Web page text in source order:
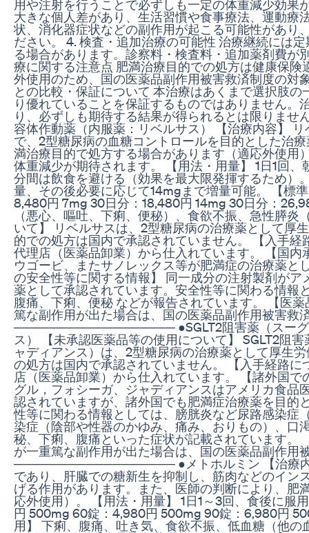
用や注射を行うことで必ずしも一定の体重減少効果
大きな個人差があり、生活習慣や食事療法、運動療
状、消化器症状などの副作用が起こる可能性があり
ださい。 4. 検査・追加治療の可能性 治療継続には
る場合があります。診察料・検査料・追加薬剤費が
療に関する注意点 肥満治療目的での処方は健康保
外使用のため、国の医薬品副作用被害救済制度の対
との比較・保証について 本治療はあくまで選択肢
り優れていることを保証するものではありません。
り、必ずしも期待する結果が得られるとは限り
容体作動薬（内服薬：リベルサス） 【治療内容】
で、2型糖尿病の血糖コントロールを目的とした治
満治療目的で処方する場合があります（適応外使用
体重減少が期待されます。 【用法・用量】 1日1回
分間は飲食を避ける（効果を最大限発揮するため）
量、その後必要に応じて14mgまで増量可能。 【標
8,480円 7mg 30日分：18,480円 14mg 30日分：
（悪心、嘔吐、下痢、便秘）、食欲不振、急性膵
いて】 リベルサスは、2型糖尿病の治療薬として厚
的での処方は国内で承認されていません。 【入手
代理店（医薬品卸業）から仕入れています。 【国
ウゴービ、またサノレックス等が肥満症の治療薬と
の安全性等に関する情報】 同一成分の注射製剤が
薬として承認されています。安全性等に関わる情報
腹痛、下痢、便秘 などが報告されています。 【医
篤な副作用が出た場合は、国の医薬品副作用被害救
────────────────── ●SGLT2阻害薬（スーグ
ス） 【未承認医薬品等の使用について】 SGLT2阻
ャディアンス）は、2型糖尿病の治療薬として厚生
の処方は国内で承認されていません。 【入手経路
店（医薬品卸業）から仕入れています。 【諸外国
グル，フォシーガ、ジャディアンスはアメリカ食品
認されていますが、諸外国でも肥満症治療薬を目的
性等に関わる情報としては、膀胱炎など尿路感染症
染症（陰部や性器のかゆみ、痛み、おりもの）、口
秘、下痢、腹痛といった症状が記載されています。
が一重篤な副作用が出た場合は、国の医薬品副作用
────────────────── ●メトホルミン 【治療内
であり、肝臓での糖新生を抑制し、筋肉などのイン
げる作用があります。また、医師の判断により、肥
応外使用）。 【用法・用量】 1日1～3回、食後に
円 500mg 60錠：4,980円 500mg 90錠：6,980円
用】 下痢、腹痛、吐き気、食欲不振、低血糖（他